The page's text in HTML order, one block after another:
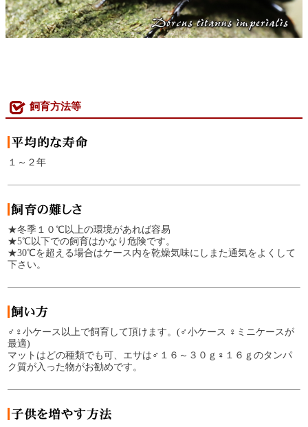
飼育方法等
１～２年
★冬季１０℃以上の環境があれば容易
★5℃以下での飼育はかなり危険です。
★30℃を超える場合はケース内を乾燥気味にしまた通気をよくして
下さい。
♂♀小ケース以上で飼育して頂けます。(♂小ケース ♀ミニケースが
最適)
マットはどの種類でも可、エサは♂１６～３０ｇ♀１６ｇのタンパ
ク質が入った物がお勧めです。